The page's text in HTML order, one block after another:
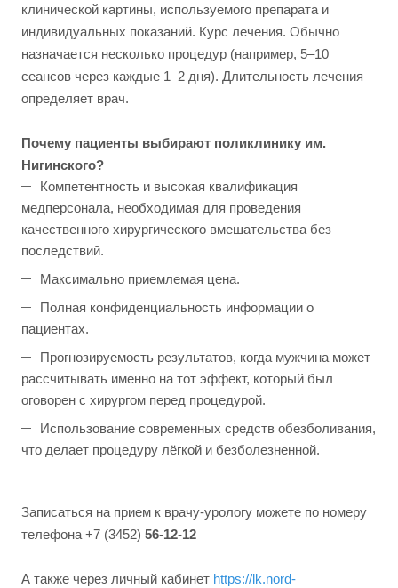
клинической картины, используемого препарата и
индивидуальных показаний. Курс лечения. Обычно
назначается несколько процедур (например, 5–10
сеансов через каждые 1–2 дня). Длительность лечения
определяет врач.
Почему пациенты выбирают поликлинику им.
Нигинского?
Компетентность и высокая квалификация
медперсонала, необходимая для проведения
качественного хирургического вмешательства без
последствий.
Максимально приемлемая цена.
Полная конфиденциальность информации о
пациентах.
Прогнозируемость результатов, когда мужчина может
рассчитывать именно на тот эффект, который был
оговорен с хирургом перед процедурой.
Использование современных средств обезболивания,
что делает процедуру лёгкой и безболезненной.
Записаться на прием к врачу-урологу можете по номеру
телефона +7 (3452) 56-12-12
А также через личный кабинет https://lk.nord-